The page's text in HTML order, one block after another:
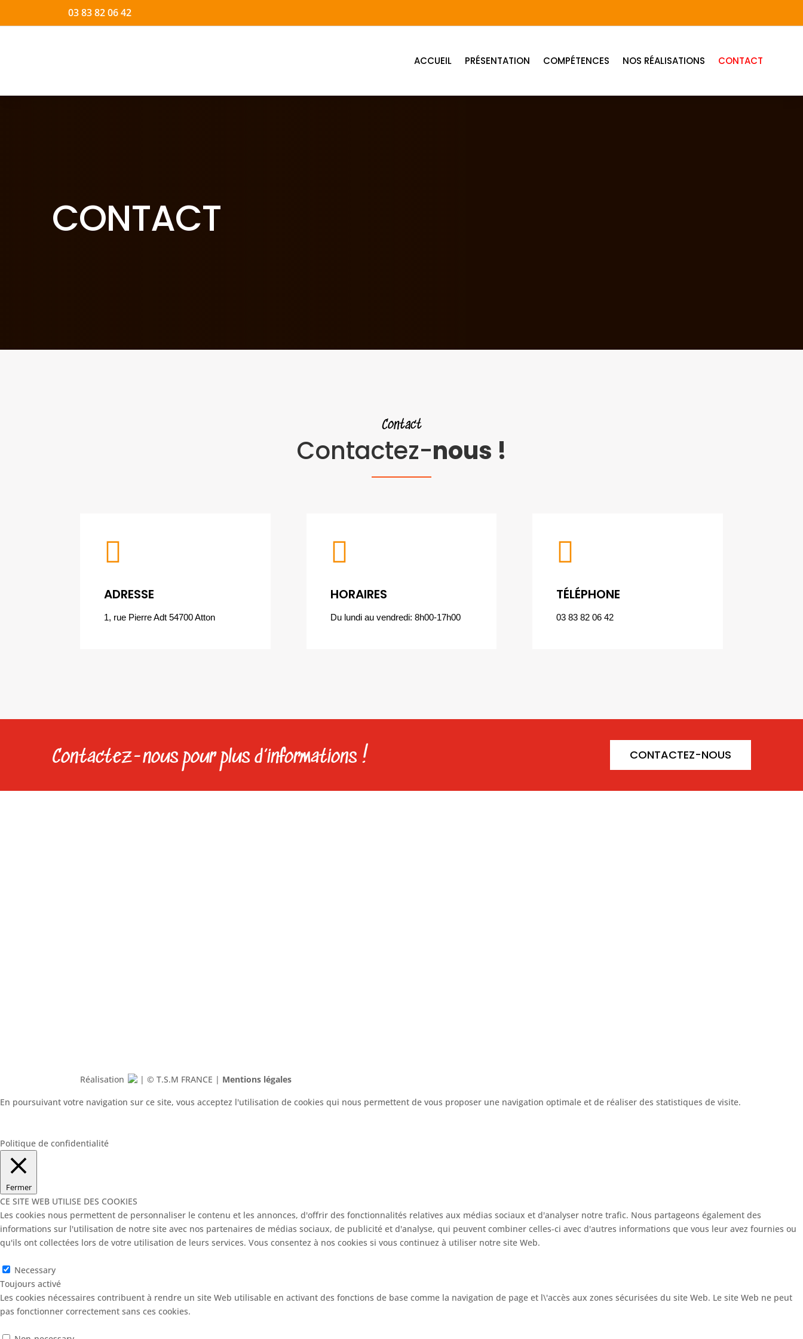
03 83 82 06 42
ACCUEIL PRÉSENTATION COMPÉTENCES NOS RÉALISATIONS CONTACT
CONTACT
Contact
Contactez-nous !

ADRESSE
1, rue Pierre Adt 54700 Atton

HORAIRES
Du lundi au vendredi: 8h00-17h00

TÉLÉPHONE
03 83 82 06 42
Contactez-nous pour plus d’informations ! CONTACTEZ-NOUS
Réalisation | © T.S.M FRANCE | Mentions légales
En poursuivant votre navigation sur ce site, vous acceptez l'utilisation de cookies qui nous permettent de vous proposer une navigation optimale et de réaliser des statistiques de visite.
Politique de confidentialité
Fermer
CE SITE WEB UTILISE DES COOKIES
Les cookies nous permettent de personnaliser le contenu et les annonces, d'offrir des fonctionnalités relatives aux médias sociaux et d'analyser notre trafic. Nous partageons également des
informations sur l'utilisation de notre site avec nos partenaires de médias sociaux, de publicité et d'analyse, qui peuvent combiner celles-ci avec d'autres informations que vous leur avez fournies ou
qu'ils ont collectées lors de votre utilisation de leurs services. Vous consentez à nos cookies si vous continuez à utiliser notre site Web.
Necessary
Toujours activé
Les cookies nécessaires contribuent à rendre un site Web utilisable en activant des fonctions de base comme la navigation de page et l\'accès aux zones sécurisées du site Web. Le site Web ne peut
pas fonctionner correctement sans ces cookies.